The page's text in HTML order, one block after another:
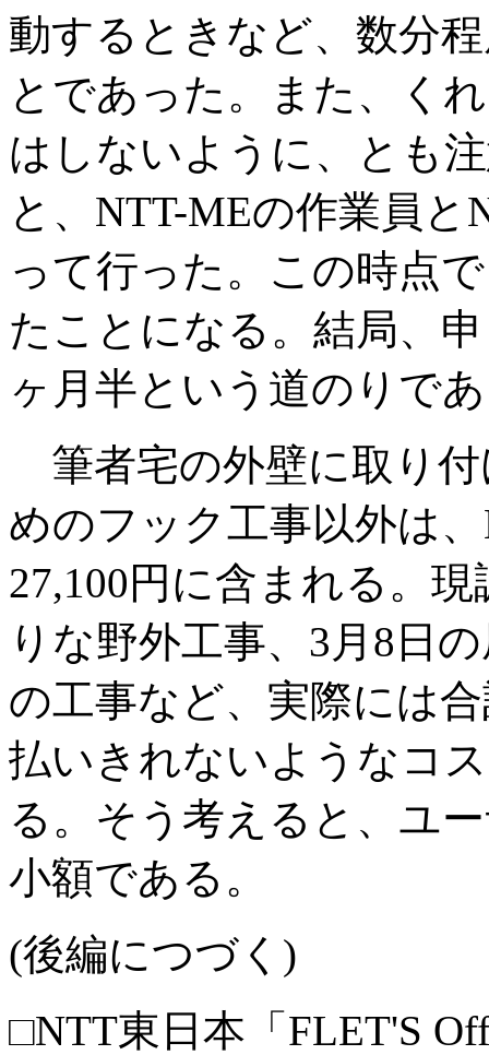
動するときなど、数分
とであった。また、く
はしないように、とも
と、NTT-MEの作業員
って行った。この時点
たことになる。結局、
ヶ月半という道のりで
筆者宅の外壁に取り
めのフック工事以外は
27,100円に含まれる。
りな野外工事、3月8日
の工事など、実際には
払いきれないようなコ
る。そう考えると、ユ
小額である。
(後編につづく)
□NTT東日本「FLET'S